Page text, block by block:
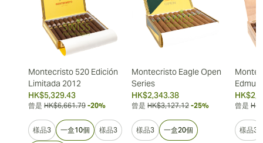
Montecristo 520 Edición
Limitada 2012
HK$5,329.43
曾是 HK$6,661.79 -20%
樣品3 一盒10個 樣品3
Montecristo Eagle Open
Series
HK$2,343.38
曾是 HK$3,127.12 -25%
樣品3 一盒20個
曾是
樣品3